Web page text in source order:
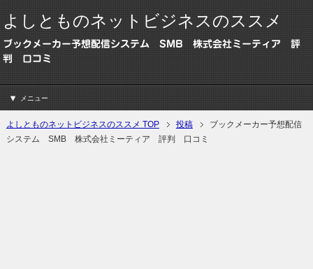
よしとものネットビジネスのススメ
ブックメーカー予想配信システム SMB 株式会社ミーティア 評
判 口コミ
メニュー
よしとものネットビジネスのススメ TOP 投稿
ブックメーカー予想配信
システム SMB 株式会社ミーティア 評判 口コミ